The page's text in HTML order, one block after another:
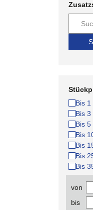
Bis 1
Bis 3
Bis 5
Bis
Bis
Bis
Bis
von
bis